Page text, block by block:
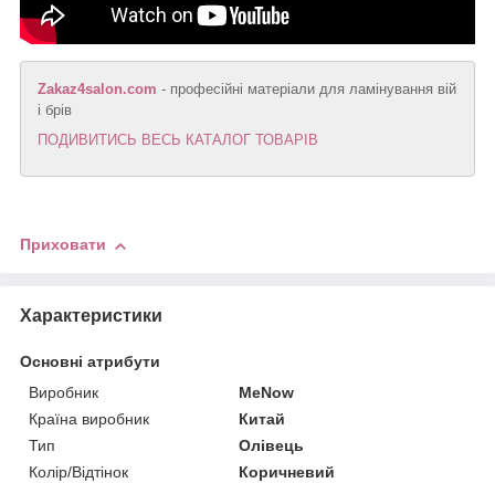
Zakaz4salon.com - професійні матеріали для ламінування вій
і брів
ПОДИВИТИСЬ ВЕСЬ КАТАЛОГ ТОВАРІВ
Приховати
Характеристики
Основні атрибути
Виробник
MeNow
Країна виробник
Китай
Тип
Олівець
Колір/Відтінок
Коричневий